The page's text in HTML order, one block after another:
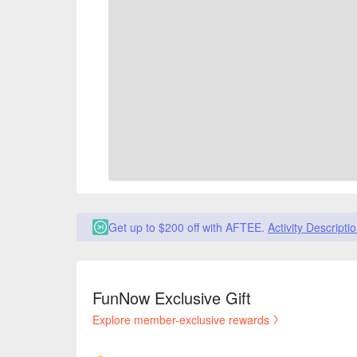
Get up to $200 off with AFTEE. Activity
FunNow Exclusive Gift
Explore member-exclusive rewards